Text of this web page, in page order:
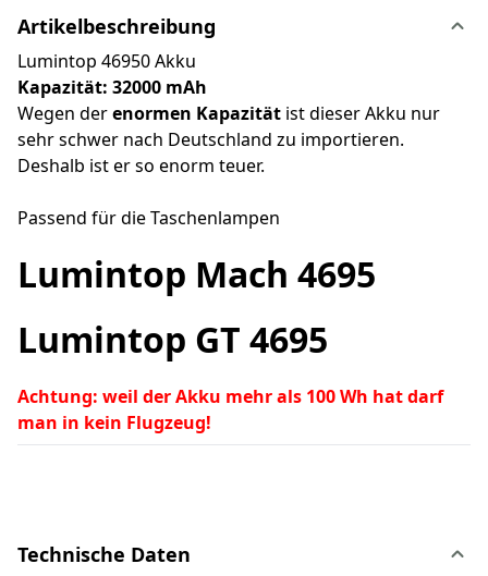
Artikelbeschreibung
Lumintop 46950 Akku
Kapazität: 32000 mAh
Wegen derenormen Kapazität ist dieser Akku nur
sehr schwer nach Deutschland zu importieren.
Deshalb ist er so enorm teuer.
Passend für die Taschenlampen
Lumintop Mach 4695
Lumintop GT 4695
Achtung: weil der Akku mehr als 100 Wh hat darf
man in kein Flugzeug!
Technische Daten